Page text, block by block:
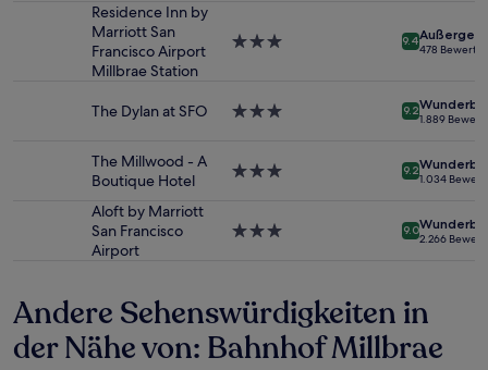
2 Erwachsenen
gefunden
Verfügbarkeiten
zusätzliche
Bedingungen
Residence Inn by
Marriott San
Francisco Airport
Millbrae Station
3.0-
9.4
478
The Dylan at SFO
3.0-
9.2
1.889
The Millwood - A
Boutique Hotel
3.0-
9.2
1.034
Aloft by Marriott
San Francisco
Airport
3.0-
9.0
2.266
Andere Sehenswürdigkeiten in
der Nähe von: Bahnhof Millbrae